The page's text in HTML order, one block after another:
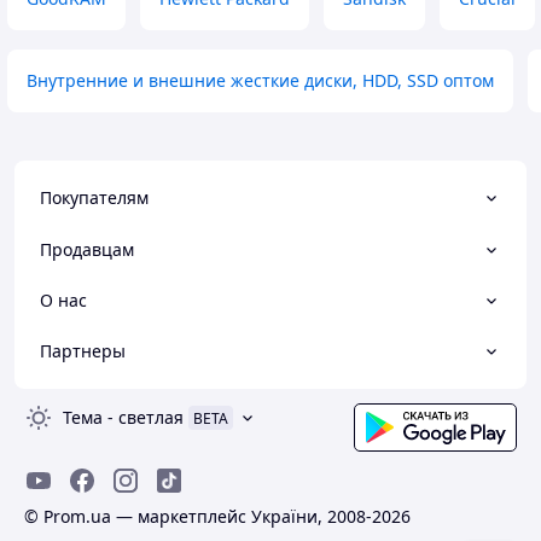
навантаженням
Товар надано з
замість 60
Швидкий,
момент
Гарантія від
Внутренние и внешние жесткие диски, HDD, SSD оптом
Покупателям
Продавцам
О нас
Партнеры
Тема - светлая BETA
© Prom.ua — маркетплейс України, 2008-2026